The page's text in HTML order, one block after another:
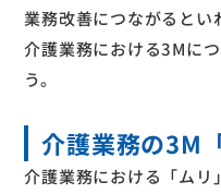
業務改善につながるとい
介護業務における3Mに
う。
介護業務の3M
介護業務における「ムリ